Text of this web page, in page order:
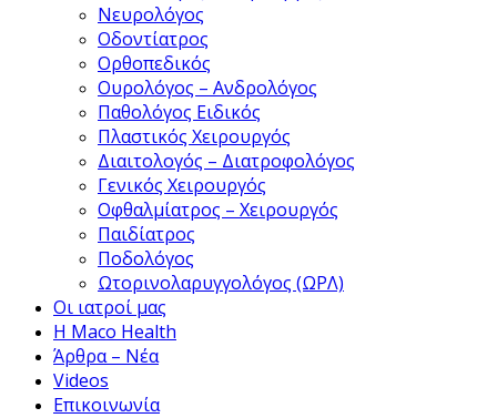
Νευρολόγος
Οδοντίατρος
Ορθοπεδικός
Ουρολόγος – Ανδρολόγος
Παθολόγος Ειδικός
Πλαστικός Χειρουργός
Διαιτολογός – Διατροφολόγος
Γενικός Χειρουργός
Οφθαλμίατρος – Χειρουργός
Παιδίατρος
Ποδολόγος
Ωτορινολαρυγγολόγος (ΩΡΛ)
Οι ιατροί μας
Η Maco Health
Άρθρα – Νέα
Videos
Επικοινωνία